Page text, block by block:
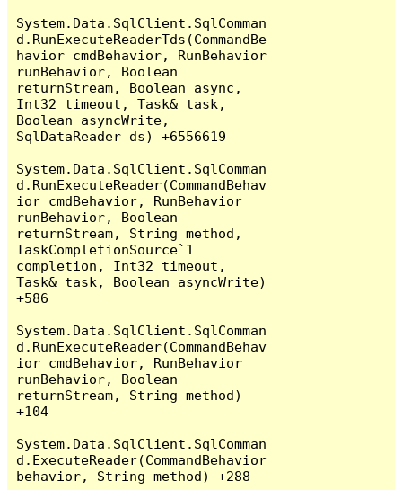
System.Data.SqlClient.SqlComman
d.RunExecuteReaderTds(CommandBe
havior cmdBehavior, RunBehavior
runBehavior, Boolean
returnStream, Boolean async,
Int32 timeout, Task& task,
Boolean asyncWrite,
SqlDataReader ds) +6556619
System.Data.SqlClient.SqlComman
d.RunExecuteReader(CommandBehav
ior cmdBehavior, RunBehavior
runBehavior, Boolean
returnStream, String method,
TaskCompletionSource`1
completion, Int32 timeout,
Task& task, Boolean asyncWrite)
+586
System.Data.SqlClient.SqlComman
d.RunExecuteReader(CommandBehav
ior cmdBehavior, RunBehavior
runBehavior, Boolean
returnStream, String method)
+104
System.Data.SqlClient.SqlComman
d.ExecuteReader(CommandBehavior
behavior, String method) +288